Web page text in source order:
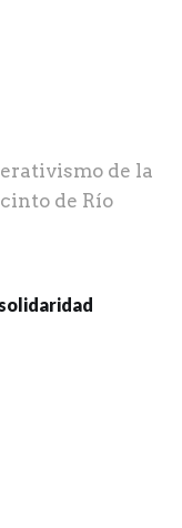
de la
de Río